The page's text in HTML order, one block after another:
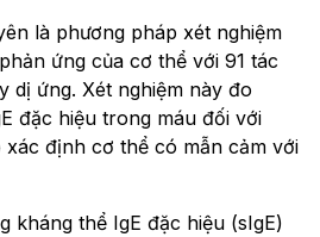
là phương pháp xét nghiệm
ứng của cơ thể với 91 tác
dị ứng. Xét nghiệm này đo
đặc hiệu trong máu đối với
định cơ thể có mẫn cảm với
kháng thể IgE đặc hiệu (sIgE)